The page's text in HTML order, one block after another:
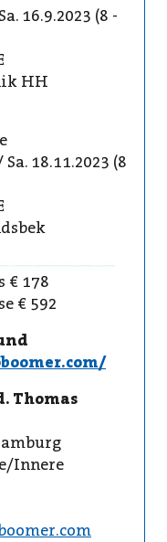
16.9.2023 (8 -
HH
18.11.2023 (8
€ 178
€ 592
Thomas
Innere